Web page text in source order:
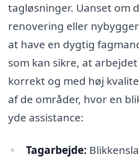
tagløsninger. Uanset om
renovering eller
at have en dygtig
som kan sikre, at
korrekt og med høj
af de områder, hvor en
yde assistance:
Tagarbejde: